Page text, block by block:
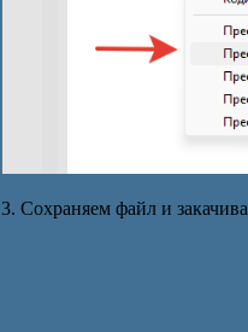
3. Сохраняем файл и